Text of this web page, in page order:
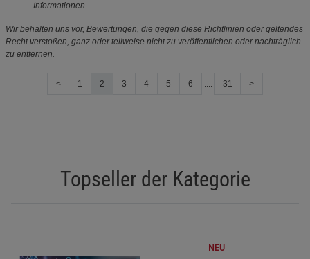
Informationen.
Wir behalten uns vor, Bewertungen, die gegen diese Richtlinien oder geltendes
Recht verstoßen, ganz oder teilweise nicht zu veröffentlichen oder nachträglich
zu entfernen.
< 1 2 3 4 5 6 .... 31 >
Topseller der Kategorie
NEU